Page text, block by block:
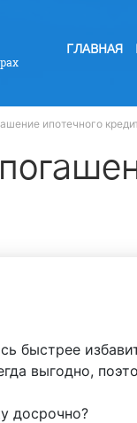
ГЛАВНАЯ
ипотечного
быстрее
выгодно,
досрочно?